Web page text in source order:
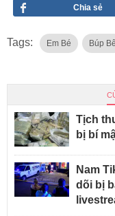
Chia sẻ
Tags: Em Bé Búp Bê
Tịch
bị bí
Nam
dõi bị